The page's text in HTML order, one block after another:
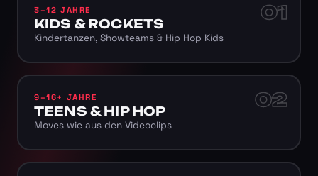
01
3–12 JAHRE
KIDS & ROCKETS
Kindertanzen, Showteams & Hip Hop Kids
02
9–16+ JAHRE
TEENS & HIP HOP
Moves wie aus den Videoclips